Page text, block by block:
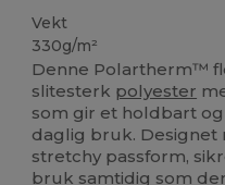
Vekt
330g/m²
Denne Polartherm™
slitesterk polyester
som gir et holdbart
daglig bruk. Designet
stretchy passform,
bruk samtidig som